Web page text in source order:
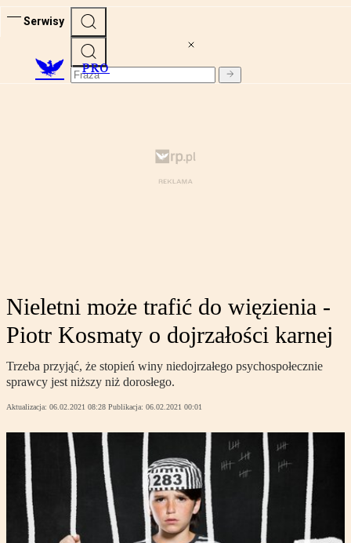
Serwisy
PRO
Nieletni może trafić do więzienia -
Piotr Kosmaty o dojrzałości karnej
Trzeba przyjąć, że stopień winy niedojrzałego psychospołecznie
sprawcy jest niższy niż dorosłego.
Aktualizacja: 06.02.2021 08:28 Publikacja: 06.02.2021 00:01